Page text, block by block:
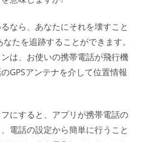
なら、あなたにそれを壊すこと
たを追跡することができます。
は、お使いの携帯電話が飛行機
GPSアンテナを介して位置情報
にすると、アプリが携帯電話の
電話の設定から簡単に行うこと